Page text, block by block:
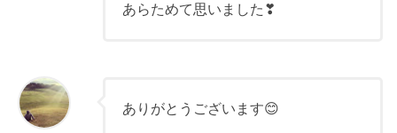
あらためて思いました❣
ありがとうございます😊